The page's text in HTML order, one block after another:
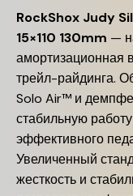
RockShox Judy
15×110 130mm —
амортизационная
трейл-райдинга.
Solo Air™ и
стабильную
эффективного
Увеличенный
жесткость и